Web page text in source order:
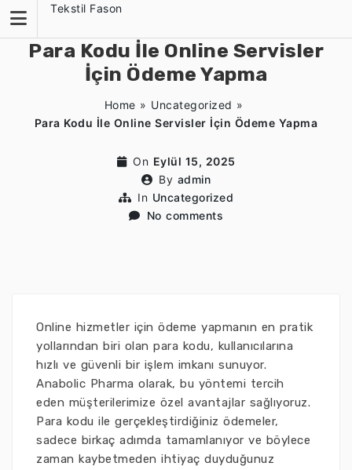
content
Tekstil Fason
Para Kodu İle Online Servisler
İçin Ödeme Yapma
Home » Uncategorized »
Para Kodu İle Online Servisler İçin Ödeme Yapma
On Eylül 15, 2025
By admin
In Uncategorized
No comments
Online hizmetler için ödeme yapmanın en pratik
yollarından biri olan para kodu, kullanıcılarına
hızlı ve güvenli bir işlem imkanı sunuyor.
Anabolic Pharma olarak, bu yöntemi tercih
eden müşterilerimize özel avantajlar sağlıyoruz.
Para kodu ile gerçekleştirdiğiniz ödemeler,
sadece birkaç adımda tamamlanıyor ve böylece
zaman kaybetmeden ihtiyaç duyduğunuz